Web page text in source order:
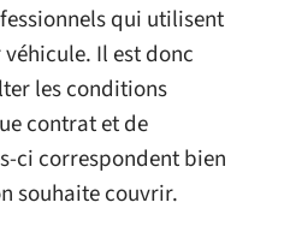
qui utilisent
Il est donc
les conditions
contrat et de
ci correspondent bien
souhaite couvrir.